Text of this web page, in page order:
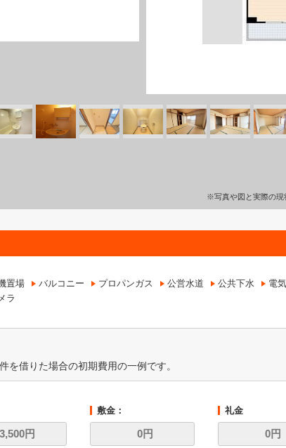
※写真や図と実際の現
置場 バルコニー プロパンガス 公営水道 公共下水 電
ラ
を借りた場合の初期費用の一例です。
敷金： 礼金